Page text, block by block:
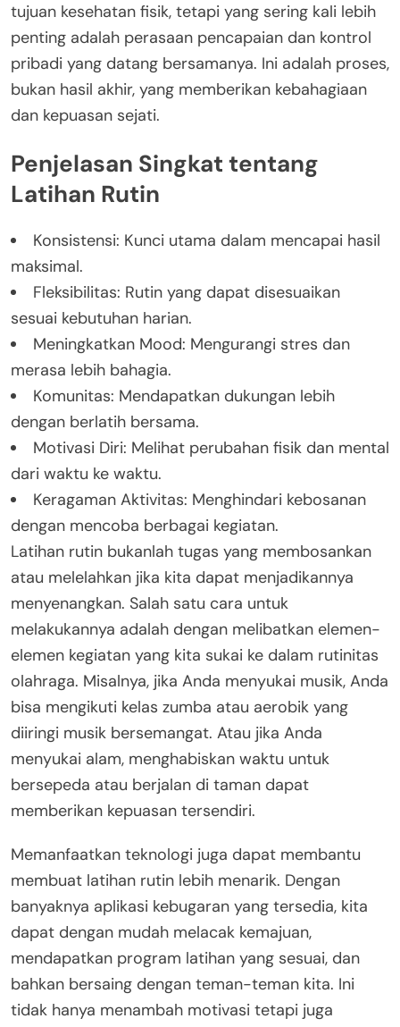
tujuan kesehatan fisik, tetapi yang sering kali lebih
penting adalah perasaan pencapaian dan kontrol
pribadi yang datang bersamanya. Ini adalah proses,
bukan hasil akhir, yang memberikan kebahagiaan
dan kepuasan sejati.
Penjelasan Singkat tentang
Latihan Rutin
Konsistensi: Kunci utama dalam mencapai hasil
maksimal.
Fleksibilitas: Rutin yang dapat disesuaikan
sesuai kebutuhan harian.
Meningkatkan Mood: Mengurangi stres dan
merasa lebih bahagia.
Komunitas: Mendapatkan dukungan lebih
dengan berlatih bersama.
Motivasi Diri: Melihat perubahan fisik dan mental
dari waktu ke waktu.
Keragaman Aktivitas: Menghindari kebosanan
dengan mencoba berbagai kegiatan.
Latihan rutin bukanlah tugas yang membosankan
atau melelahkan jika kita dapat menjadikannya
menyenangkan. Salah satu cara untuk
melakukannya adalah dengan melibatkan elemen-
elemen kegiatan yang kita sukai ke dalam rutinitas
olahraga. Misalnya, jika Anda menyukai musik, Anda
bisa mengikuti kelas zumba atau aerobik yang
diiringi musik bersemangat. Atau jika Anda
menyukai alam, menghabiskan waktu untuk
bersepeda atau berjalan di taman dapat
memberikan kepuasan tersendiri.
Memanfaatkan teknologi juga dapat membantu
membuat latihan rutin lebih menarik. Dengan
banyaknya aplikasi kebugaran yang tersedia, kita
dapat dengan mudah melacak kemajuan,
mendapatkan program latihan yang sesuai, dan
bahkan bersaing dengan teman-teman kita. Ini
tidak hanya menambah motivasi tetapi juga